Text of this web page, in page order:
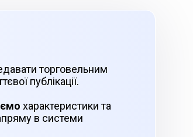
торговельним
публікації.
характеристики та
в системи